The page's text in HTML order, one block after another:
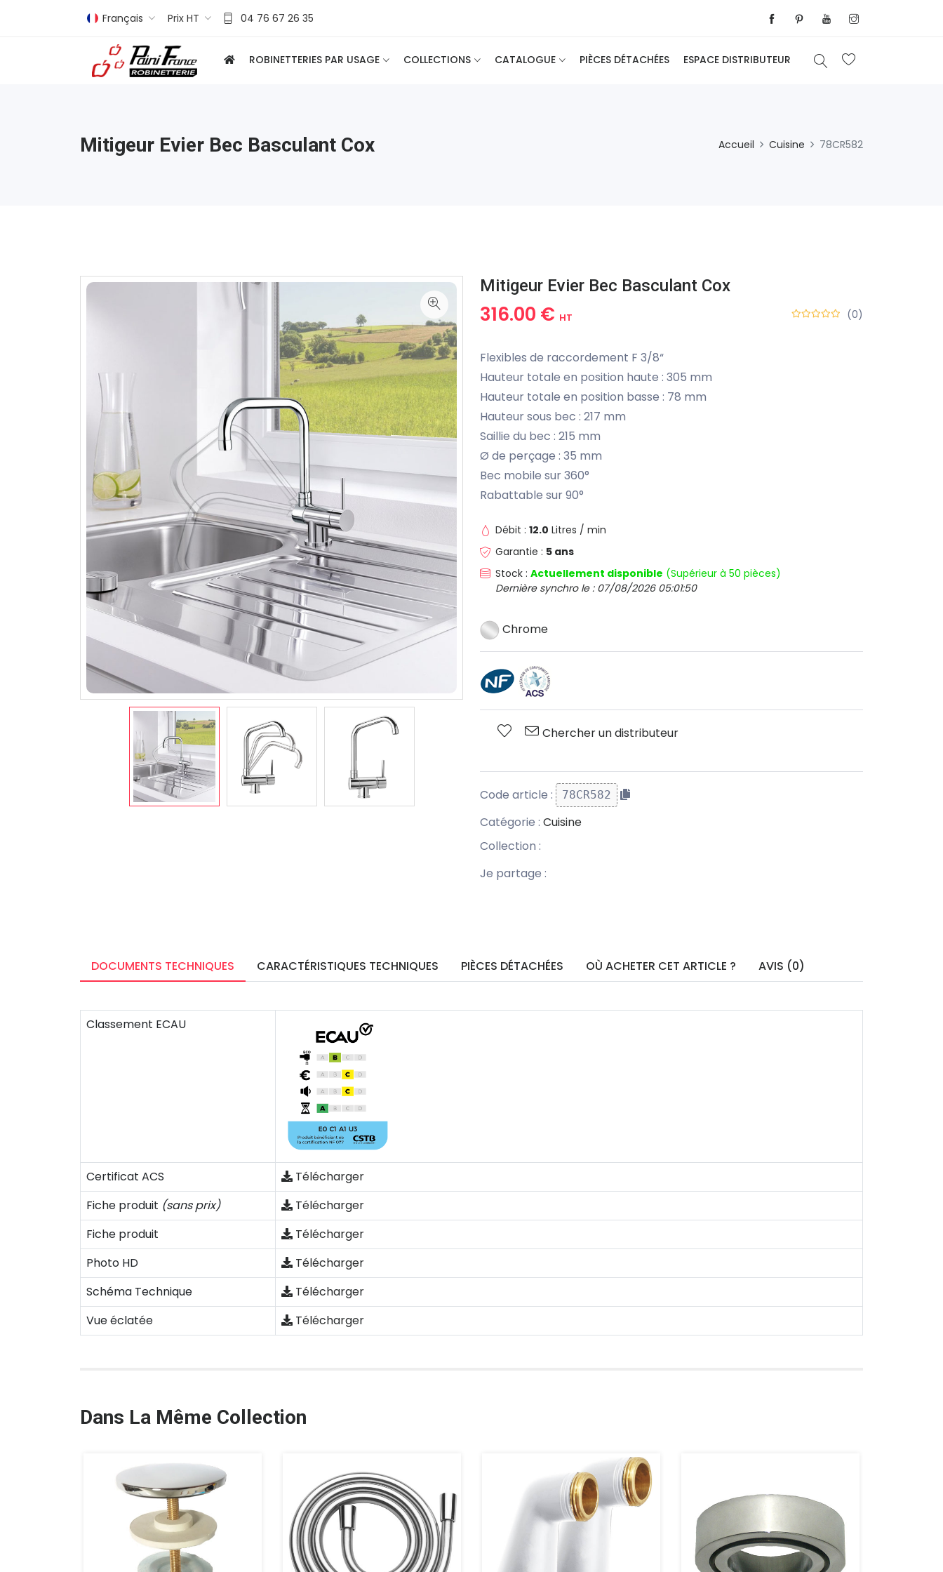
Français Prix HT 04 76 67 26 35
ROBINETTERIES PAR USAGE COLLECTIONS CATALOGUE PIÈCES DÉTACHÉES ESPACE DISTRIBUTEUR
Mitigeur Evier Bec Basculant Cox Accueil Cuisine 78CR582
Mitigeur Evier Bec Basculant Cox
316.00 € HT (0)
Flexibles de raccordement F 3/8“
Hauteur totale en position haute : 305 mm
Hauteur totale en position basse : 78 mm
Hauteur sous bec : 217 mm
Saillie du bec : 215 mm
Ø de perçage : 35 mm
Bec mobile sur 360°
Rabattable sur 90°
Débit : 12.0 Litres / min
Garantie : 5 ans
Stock : Actuellement disponible (Supérieur à 50 pièces)
Dernière synchro le : 07/08/2026 05:01:50
Chrome
Chercher un distributeur
Code article : 78CR582
Catégorie : Cuisine
Collection :
Je partage :
DOCUMENTS TECHNIQUES CARACTÉRISTIQUES TECHNIQUES PIÈCES DÉTACHÉES OÙ ACHETER CET ARTICLE ? AVIS (0)
Classement ECAU
Certificat ACS
Télécharger
Fiche produit (sans prix)
Télécharger
Fiche produit
Télécharger
Photo HD
Télécharger
Schéma Technique
Télécharger
Vue éclatée
Télécharger
Dans La Même Collection